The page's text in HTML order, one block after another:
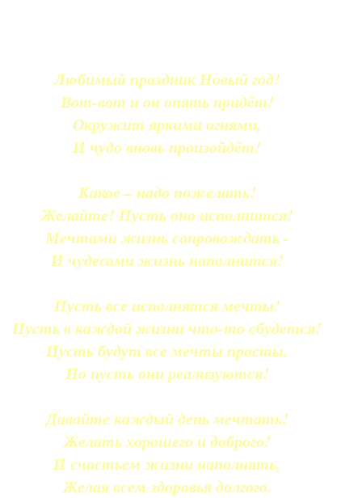
Любимый праздник Новый год!
Вот-вот и он опять придёт!
Окружит яркими огнями,
И чудо вновь произойдёт!
Какое – надо пожелать!
Желайте! Пусть оно исполнится!
Мечтами жизнь сопровождать -
И чудесами жизнь наполнится!
Пусть все исполнятся мечты!
Пусть в каждой жизни что-то сбудется!
Пусть будут все мечты просты,
Но пусть они реализуются!
Давайте каждый день мечтать!
Желать хорошего и доброго!
И счастьем жизни наполнять,
Желая всем здоровья долгого.